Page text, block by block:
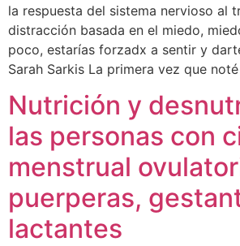
la respuesta del sistema nervioso al
distracción basada en el miedo,
poco, estarías forzadx a sentir y
Sarah Sarkis La primera vez que
Nutrición y
las personas con
menstrual
puerperas,
lactantes